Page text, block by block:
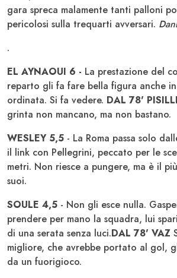
gara spreca malamente tanti palloni
pericolosi sulla trequarti avversari.
.
EL AYNAOUI 6 - La prestazione del
reparto gli fa fare bella figura anche
ordinata. Si fa vedere. DAL 78'
grinta non mancano, ma non bastano.
WESLEY 5,5 - La Roma passa solo
il link con Pellegrini, peccato per le
metri. Non riesce a pungere, ma è il
suoi.
SOULE 4,5 - Non gli esce nulla.
prendere per mano la squadra, lui
di una serata senza luci.DAL 78' VAZ
migliore, che avrebbe portato al gol,
da un fuorigioco.